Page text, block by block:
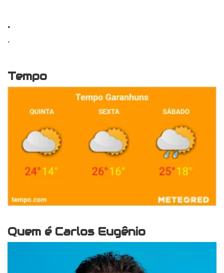
.
.
Tempo
Quem é Carlos Eugênio